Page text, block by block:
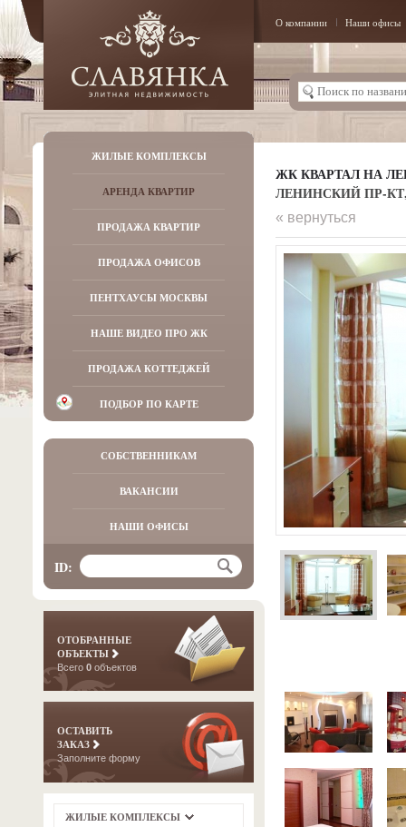
О компании Наши офисы
ЖИЛЫЕ КОМПЛЕКСЫ
АРЕНДА КВАРТИР
ПРОДАЖА КВАРТИР
ПРОДАЖА ОФИСОВ
ПЕНТХАУСЫ МОСКВЫ
НАШЕ ВИДЕО ПРО ЖК
ПРОДАЖА КОТТЕДЖЕЙ
ПОДБОР ПО КАРТЕ
СОБСТВЕННИКАМ
ВАКАНСИИ
НАШИ ОФИСЫ
ID:
ОТОБРАННЫЕ
ОБЪЕКТЫ
Всего 0 объектов
ОСТАВИТЬ
ЗАКАЗ
Заполните форму
ЖИЛЫЕ КОМПЛЕКСЫ
ЖК КВАРТАЛ НА
ЛЕНИНСКИЙ ПР-КТ,
« вернуться